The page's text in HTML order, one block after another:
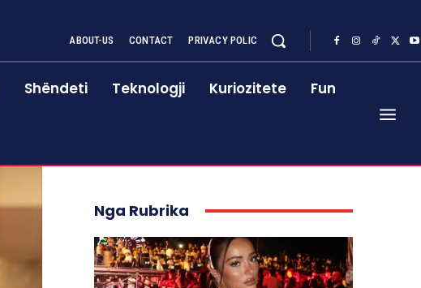
ABOUT-US CONTACT PRIVACY POLIC
Shëndeti Teknologji Kuriozitete Fun
Nga Rubrika